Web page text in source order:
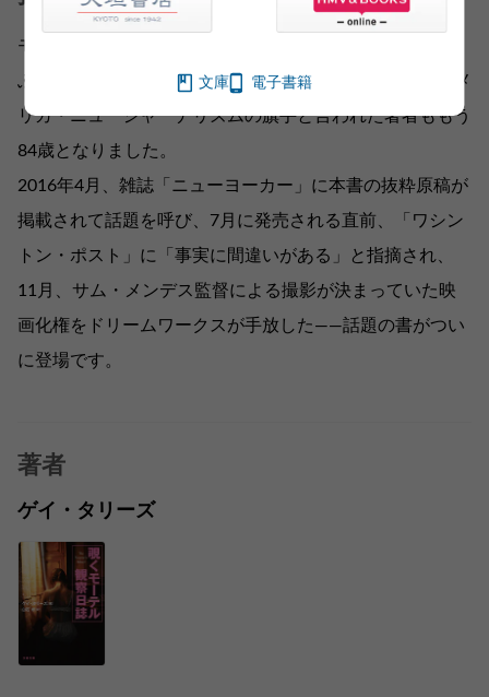
モーテル経営の男からの手紙がきっかけで、30年にも及
ぶ屋根裏からの観察日記を手にしたゲイ・タリーズ。アメ
リカ・ニュージャーナリズムの旗手と言われた著者ももう
84歳となりました。
2016年4月、雑誌「ニューヨーカー」に本書の抜粋原稿が
掲載されて話題を呼び、7月に発売される直前、「ワシン
トン・ポスト」に「事実に間違いがある」と指摘され、
11月、サム・メンデス監督による撮影が決まっていた映
画化権をドリームワークスが手放した――話題の書がつい
に登場です。
著者
ゲイ・タリーズ
文庫 電子書籍